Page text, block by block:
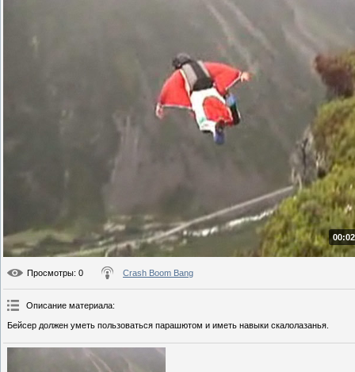
Просмотры: 0 Crash Boom Bang
Описание материала:
Бейсер должен уметь пользоваться парашютом и иметь навыки скалолазанья.